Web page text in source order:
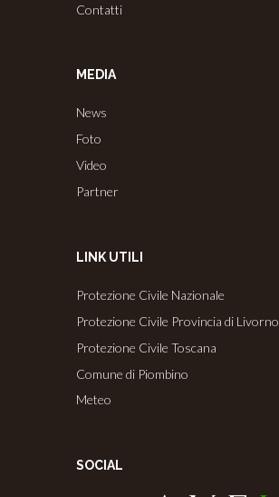
Contatti
MEDIA
News
Foto
Video
Partner
LINK UTILI
Protezione Civile Nazionale
Protezione Civile Provincia di Livorno
Protezione Civile Toscana
Comune di Piombino
Meteo
SOCIAL